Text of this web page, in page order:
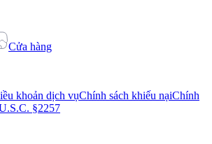
Cửa hàng
khoản dịch vụChính sách khiếu nạiChính
§2257